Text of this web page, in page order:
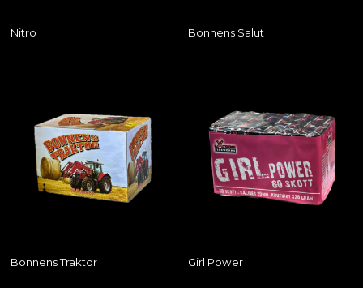
Nitro Bonnens Salut
Bonnens Traktor Girl Power